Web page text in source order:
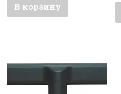
В корзину